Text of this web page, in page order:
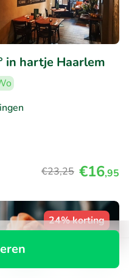
in hartje Haarlem
€23,25 €16,95
24% korting